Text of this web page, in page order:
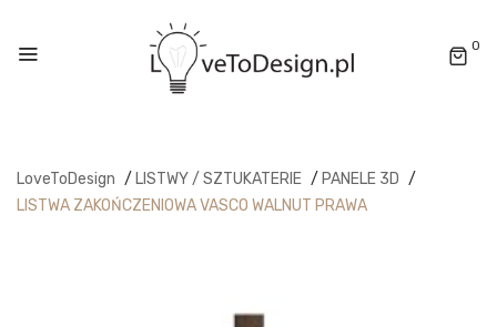
0
LoveToDesign / LISTWY / SZTUKATERIE / PANELE 3D /
LISTWA ZAKOŃCZENIOWA VASCO WALNUT PRAWA